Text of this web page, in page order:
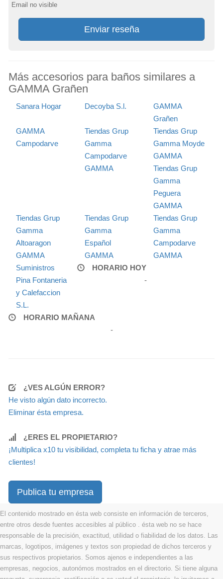
Email no visible
Enviar reseña
Más accesorios para baños similares a
GAMMA Grañen
Sanara Hogar Decoyba S.l.
GAMMA
Grañen
GAMMA
Campodarve
Tiendas Grup
Gamma
Campodarve
GAMMA
Tiendas Grup
Gamma Moyde
GAMMA
Tiendas Grup
Gamma
Peguera
GAMMA
Tiendas Grup
Gamma
Altoaragon
GAMMA
Tiendas Grup
Gamma
Español
GAMMA
Tiendas Grup
Gamma
Campodarve
GAMMA
Suministros
Pina Fontaneria
y Calefaccion
S.L.
HORARIO HOY
-
HORARIO MAÑANA
-
¿VES ALGÚN ERROR?
He visto algún dato incorrecto.
Eliminar ésta empresa.
¿ERES EL PROPIETARIO?
¡Multiplica x10 tu visibilidad, completa tu ficha y atrae más
clientes!
Publica tu empresa
El contenido mostrado en ésta web consiste en información de terceros,
entre otros desde fuentes accesibles al público . ésta web no se hace
responsable de la precisión, exactitud, utilidad o fiabilidad de los datos. Las
marcas, logotipos, imágenes y textos son propiedad de dichos terceros y
sus respectivos propietarios. Somos ajenos e independientes a las
empresas, negocios, autonómos mostrados en el directorio. Si tiene alguna